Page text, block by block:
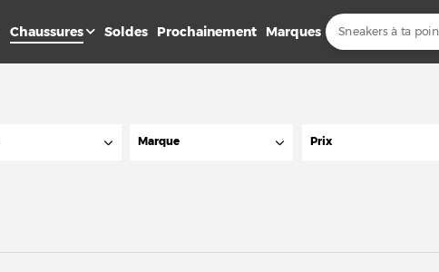
Chaussures Soldes Prochainement Marques
Marque Prix